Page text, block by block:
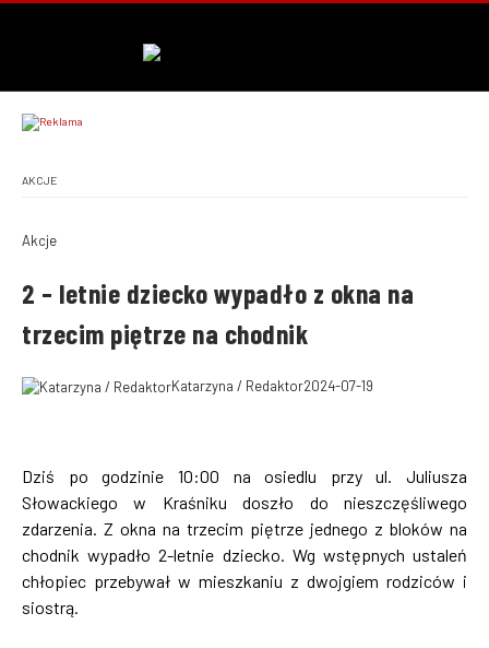
AKCJE
Akcje
2 – letnie dziecko wypadło z okna na
trzecim piętrze na chodnik
Katarzyna / Redaktor2024-07-19
Dziś po godzinie 10:00 na osiedlu przy ul. Juliusza
Słowackiego w Kraśniku doszło do nieszczęśliwego
zdarzenia. Z okna na trzecim piętrze jednego z bloków na
chodnik wypadło 2-letnie dziecko. Wg wstępnych ustaleń
chłopiec przebywał w mieszkaniu z dwojgiem rodziców i
siostrą.